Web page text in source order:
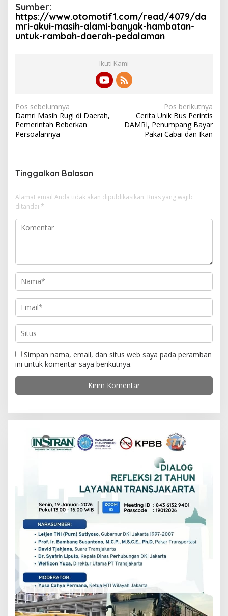
Sumber:
https://www.otomotif1.com/read/4079/da
mri-akui-masih-alami-banyak-hambatan-
untuk-rambah-daerah-pedalaman
Ikuti Kami
N
a
v
g
a
s
i
p
Pos sebelumnya
Damri Masih Rugi di Daerah,
Pemerintah Beberkan
Persoalannya
Pos berikutnya
Cerita Unik Bus Perintis
DAMRI, Penumpang Bayar
Pakai Cabai dan Ikan
Tinggalkan Balasan
Alamat email Anda tidak akan dipublikasikan. Ruas yang wajib
ditandai *
Simpan nama, email, dan situs web saya pada peramban
ini untuk komentar saya berikutnya.